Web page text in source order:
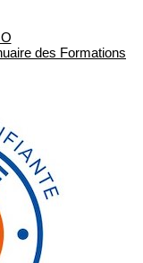
des Formations